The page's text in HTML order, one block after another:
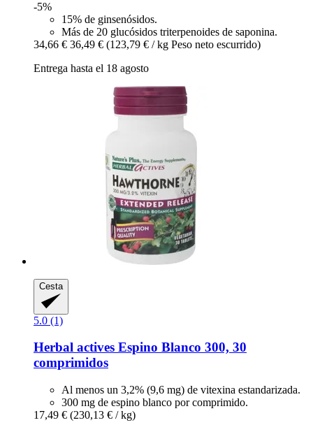
-5%
15% de ginsenósidos.
Más de 20 glucósidos triterpenoides de saponina.
34,66 € 36,49 € (123,79 € / kg Peso neto escurrido)
Entrega hasta el 18 agosto
Cesta
5.0 (1)
Herbal actives Espino Blanco 300, 30
comprimidos
Al menos un 3,2% (9,6 mg) de vitexina estandarizada.
300 mg de espino blanco por comprimido.
17,49 € (230,13 € / kg)